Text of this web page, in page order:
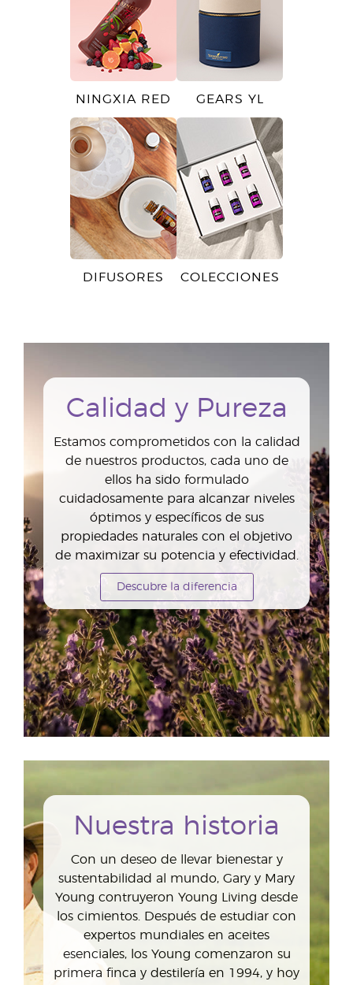
NINGXIA RED GEARS YL
DIFUSORES COLECCIONES
Calidad y Pureza
Estamos comprometidos con la calidad
de nuestros productos, cada uno de
ellos ha sido formulado
cuidadosamente para alcanzar niveles
óptimos y específicos de sus
propiedades naturales con el objetivo
de maximizar su potencia y efectividad.
Descubre la diferencia
Nuestra historia
Con un deseo de llevar bienestar y
sustentabilidad al mundo, Gary y Mary
Young contruyeron Young Living desde
los cimientos. Después de estudiar con
expertos mundiales en aceites
esenciales, los Young comenzaron su
primera finca y destilería en 1994, y hoy